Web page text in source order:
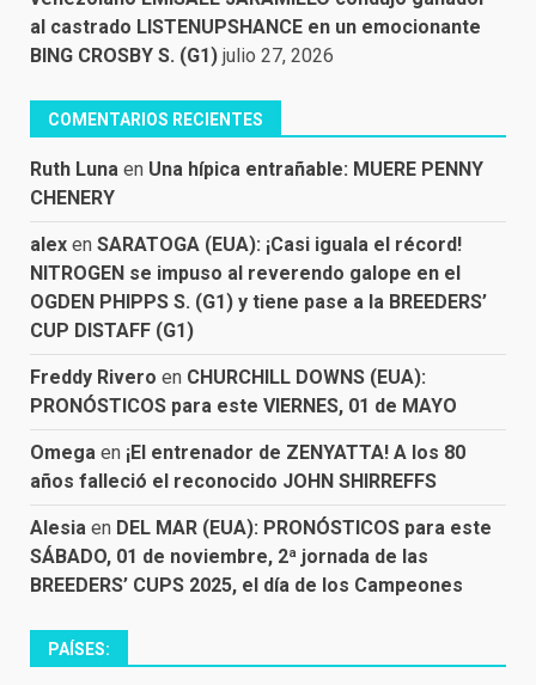
al castrado LISTENUPSHANCE en un emocionante
BING CROSBY S. (G1) julio 27, 2026
COMENTARIOS RECIENTES
Ruth Luna en Una hípica entrañable: MUERE PENNY
CHENERY
alex en SARATOGA (EUA): ¡Casi iguala el récord!
NITROGEN se impuso al reverendo galope en el
OGDEN PHIPPS S. (G1) y tiene pase a la BREEDERS’
CUP DISTAFF (G1)
Freddy Rivero en CHURCHILL DOWNS (EUA):
PRONÓSTICOS para este VIERNES, 01 de MAYO
Omega en ¡El entrenador de ZENYATTA! A los 80
años falleció el reconocido JOHN SHIRREFFS
Alesia en DEL MAR (EUA): PRONÓSTICOS para este
SÁBADO, 01 de noviembre, 2ª jornada de las
BREEDERS’ CUPS 2025, el día de los Campeones
PAÍSES: